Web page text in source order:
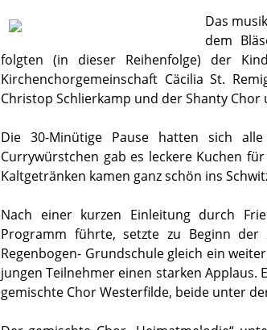
Das
dem
folgten (in dieser Reihenfolge) der
Kirchenchorgemeinschaft Cäcilia St.
Christop Schlierkamp und der Shanty
Die 30-Minütige Pause hatten sich
Currywürstchen gab es leckere Kuchen
Kaltgetränken kamen ganz schön ins
Nach einer kurzen Einleitung durch
Programm führte, setzte zu Beginn
Regenbogen- Grundschule gleich ein
jungen Teilnehmer einen starken Applaus.
gemischte Chor Westerfilde, beide unter